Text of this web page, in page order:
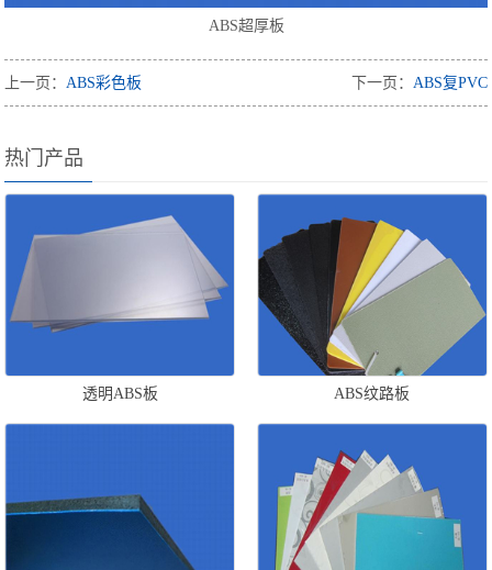
ABS超厚板
上一页：ABS彩色板 下一页： ABS复PVC
热门产品
透明ABS板 ABS纹路板